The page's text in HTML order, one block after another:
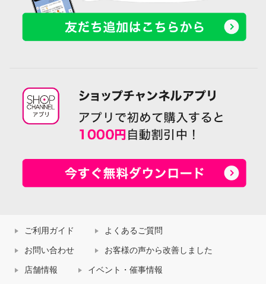
ご利用ガイド よくあるご質問
お問い合わせ お客様の声から改善しました
店舗情報 イベント・催事情報